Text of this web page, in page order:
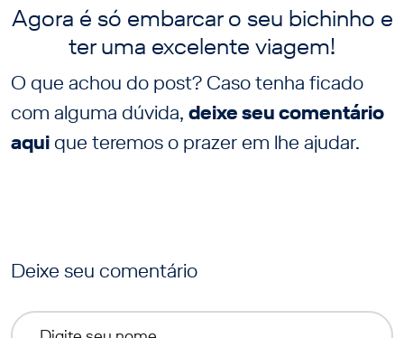
Agora é só embarcar o seu bichinho e
ter uma excelente viagem!
O que achou do post? Caso tenha ficado
com alguma dúvida, deixe seu comentário
aquique teremos o prazer em lhe ajudar.
Deixe seu comentário